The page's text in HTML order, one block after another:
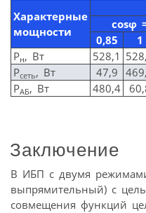
Характерные
мощности
cosφ
0,85
1
Pн, Вт 528,1
Pсеть, Вт 47,9
PАБ, Вт 480,4
Заключение
В ИБП с двумя
выпрямительный) с
совмещения функций